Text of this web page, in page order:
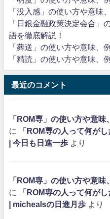
「没入感」の使い方や意味
「日銀金融政策決定会合」
語を徹底解説！
「葬送」の使い方や意味、
「精読」の使い方や意味、
最近のコメント
「ROM専」の使い方や意
に
「ROM専の人って何が
| 今日も日進一歩 より
「ROM専」の使い方や意
に
「ROM専の人って何が
| michealsの日進月歩 より